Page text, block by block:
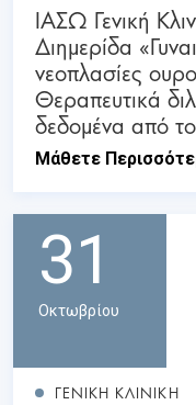
ΙΑΣΩ Γενική
Διημερίδα
νεοπλασίες
Θεραπευτικά
δεδομένα από
Μάθετε
31
Οκτωβρίου
ΓΕΝΙΚΗ ΚΛΙΝΙΚΗ